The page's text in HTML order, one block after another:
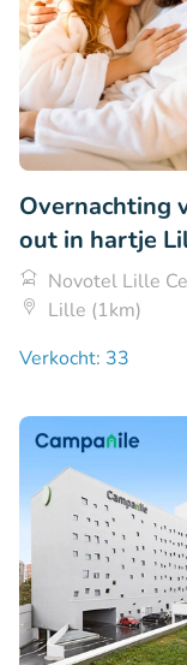
Overnachting
out in hartje
Novotel Lille
Lille (1km)
Verkocht: 33